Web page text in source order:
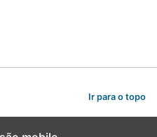
Ir para o topo